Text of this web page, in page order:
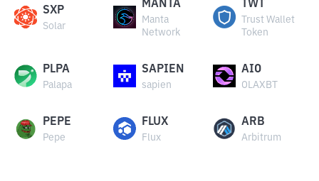
SXP
Solar
MANTA
Manta
Network
TWT
Trust Wallet
Token
PLPA
Palapa
SAPIEN
sapien
AIO
OLAXBT
PEPE
Pepe
FLUX
Flux
ARB
Arbitrum